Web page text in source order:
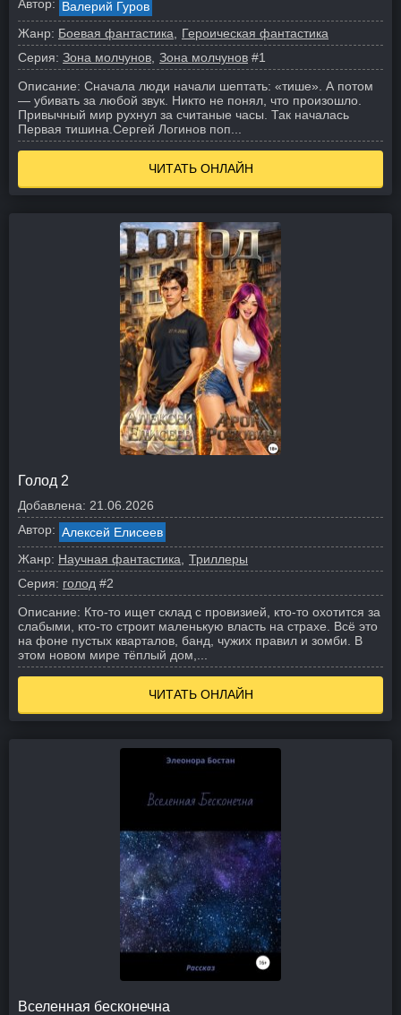
Автор: Валерий Гуров
Жанр: Боевая фантастика
Героическая фантастика
Серия: Зона молчунов Зона молчунов #1
Описание: Сначала люди начали шептать: «тише». А потом
— убивать за любой звук. Никто не понял, что произошло.
Привычный мир рухнул за считаные часы. Так началась
Первая тишина. Сергей Логинов поп...
ЧИТАТЬ ОНЛАЙН
Голод 2
Добавлена: 21.06.2026
Автор: Алексей Елисеев
Жанр: Научная фантастика
Триллеры
Серия: голод #2
Описание: Кто-то ищет склад с провизией, кто-то охотится за
слабыми, кто-то строит маленькую власть на страхе. Всё это
на фоне пустых кварталов, банд, чужих правил и зомби. В
этом новом мире тёплый дом,...
ЧИТАТЬ ОНЛАЙН
Вселенная бесконечна